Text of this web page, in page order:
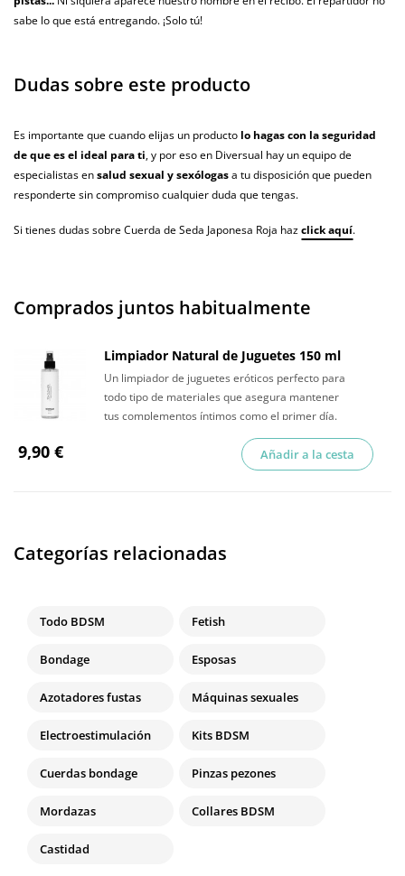
sabe lo que está entregando. ¡Solo tú!
Dudas sobre este producto
Es importante que cuando elijas un producto lo hagas con la seguridad
de que es el ideal para ti, y por eso en Diversual hay un equipo de
especialistas ensalud sexual y sexólogasa tu disposición que pueden
responderte sin compromiso cualquier duda que tengas.
Si tienes dudas sobre Cuerda de Seda Japonesa Roja hazclick aquí.
Comprados juntos habitualmente
Limpiador Natural de Juguetes 150 ml
Un limpiador de juguetes eróticos perfecto para
todo tipo de materiales que asegura mantener
tus complementos íntimos como el primer día.
9,90 € Añadir a la cesta
Categorías relacionadas
Todo BDSM Fetish
Bondage Esposas
Azotadores fustas Máquinas sexuales
Electroestimulación Kits BDSM
Cuerdas bondage Pinzas pezones
Mordazas Collares BDSM
Castidad